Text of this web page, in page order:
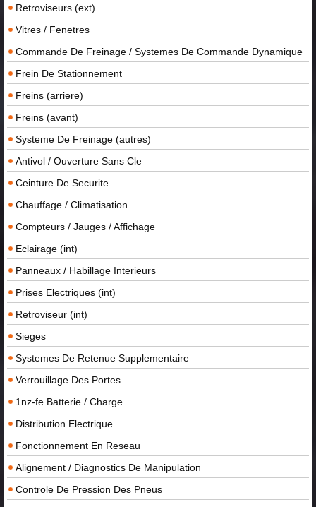
Retroviseurs (ext)
Vitres / Fenetres
Commande De Freinage / Systemes De Commande Dynamique
Frein De Stationnement
Freins (arriere)
Freins (avant)
Systeme De Freinage (autres)
Antivol / Ouverture Sans Cle
Ceinture De Securite
Chauffage / Climatisation
Compteurs / Jauges / Affichage
Eclairage (int)
Panneaux / Habillage Interieurs
Prises Electriques (int)
Retroviseur (int)
Sieges
Systemes De Retenue Supplementaire
Verrouillage Des Portes
1nz-fe Batterie / Charge
Distribution Electrique
Fonctionnement En Reseau
Alignement / Diagnostics De Manipulation
Controle De Pression Des Pneus